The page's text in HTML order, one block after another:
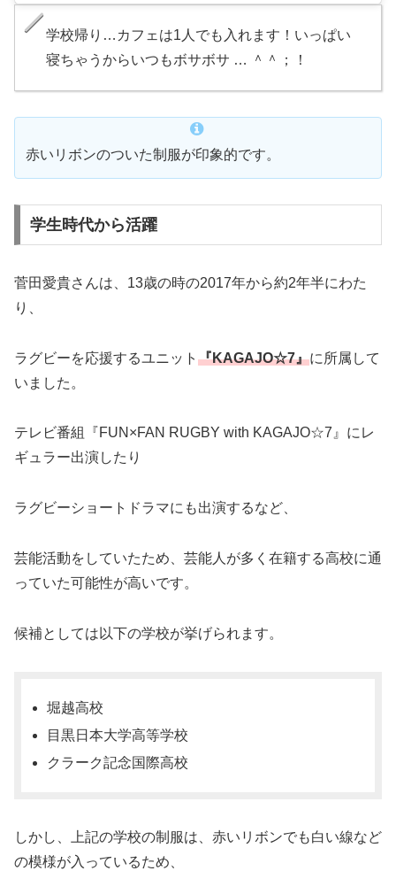
学校帰り…カフェは1人でも入れます！いっぱい
寝ちゃうからいつもボサボサ … ＾＾；！
赤いリボンのついた制服が印象的です。
学生時代から活躍
菅田愛貴さんは、13歳の時の2017年から約2年半にわた
り、
ラグビーを応援するユニット 『KAGAJO☆7』に所属して
いました。
テレビ番組『FUN×FAN RUGBY with KAGAJO☆7』にレ
ギュラー出演したり
ラグビーショートドラマにも出演するなど、
芸能活動をしていたため、芸能人が多く在籍する高校に通
っていた可能性が高いです。
候補としては以下の学校が挙げられます。
堀越高校
目黒日本大学高等学校
クラーク記念国際高校
しかし、上記の学校の制服は、赤いリボンでも白い線など
の模様が入っているため、